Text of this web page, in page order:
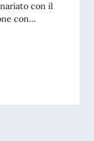
con il
con...
di studio in Design,